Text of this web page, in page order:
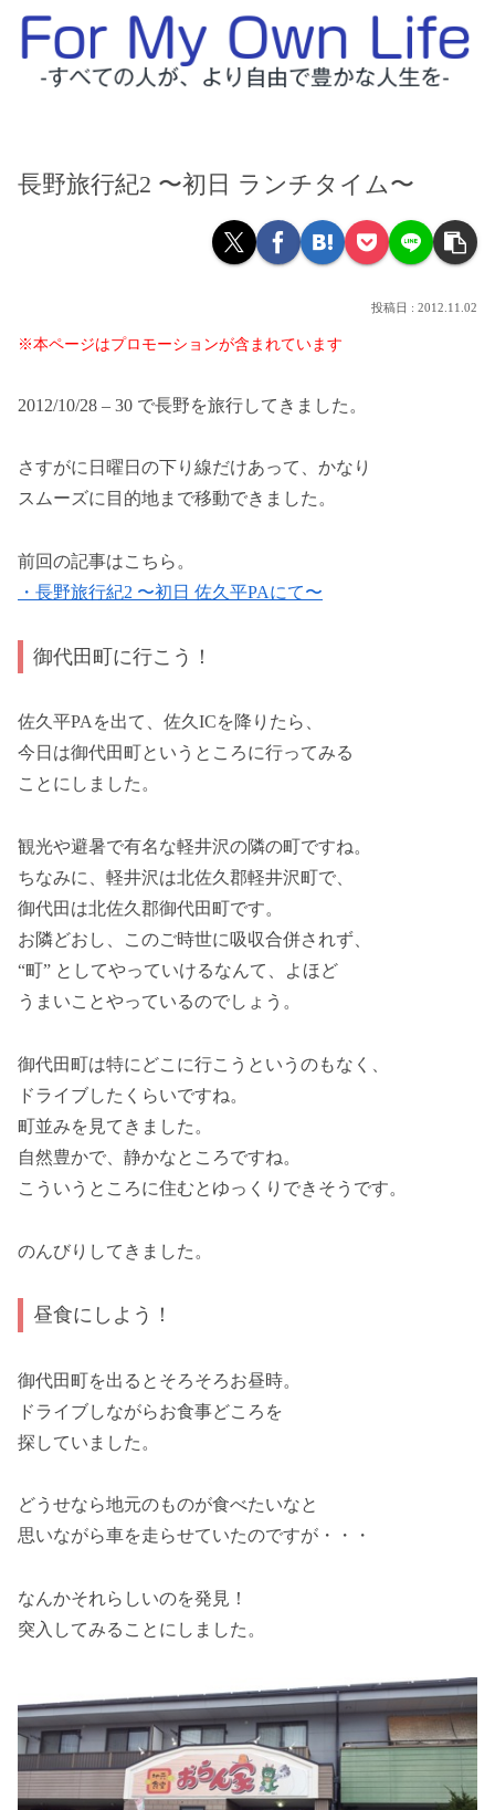
長野旅行紀2 〜初日 ランチタイム〜
2012.11.02
※本ページはプロモーションが含まれています
2012/10/28 – 30 で長野を旅行してきました。
さすがに日曜日の下り線だけあって、かなり
スムーズに目的地まで移動できました。
前回の記事はこちら。
・長野旅行紀2 〜初日 佐久平PAにて〜
御代田町に行こう！
佐久平PAを出て、佐久ICを降りたら、
今日は御代田町というところに行ってみる
ことにしました。
観光や避暑で有名な軽井沢の隣の町ですね。
ちなみに、軽井沢は北佐久郡軽井沢町で、
御代田は北佐久郡御代田町です。
お隣どおし、このご時世に吸収合併されず、
“町” としてやっていけるなんて、よほど
うまいことやっているのでしょう。
御代田町は特にどこに行こうというのもなく、
ドライブしたくらいですね。
町並みを見てきました。
自然豊かで、静かなところですね。
こういうところに住むとゆっくりできそうです。
のんびりしてきました。
昼食にしよう！
御代田町を出るとそろそろお昼時。
ドライブしながらお食事どころを
探していました。
どうせなら地元のものが食べたいなと
思いながら車を走らせていたのですが・・・
なんかそれらしいのを発見！
突入してみることにしました。